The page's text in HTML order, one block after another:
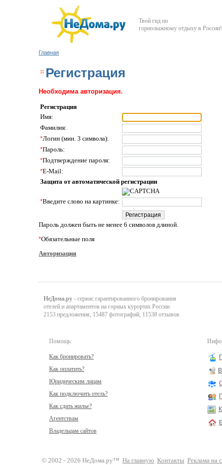
Твой гид по
горнолыжному отдыху в России!
Главная
Регистрация
Необходима авторизация.
Регистрация
Имя:
Фамилия:
*Логин (мин. 3 символа):
*Пароль:
*Подтверждение пароля:
*E-Mail:
Защита от автоматической регистрации
*Введите слово на картинке:
Пароль должен быть не менее 6 символов длиной.
*Обязательные поля
Авторизация
НеДома.ру - сервис гарантированного бронирования
отелей и апартаментов на горных курортах России
2153 предложения, 15487 фотографий, 11538 отзывов
Помощь:
Как бронировать?
Как оплатить?
Юридическим лицам
Как подключить отель?
Как сдать жилье?
Агентствам
Владельцам сайтов
© 2002 - 2026 НеДома.ру™ На главную Контакты Реклама на